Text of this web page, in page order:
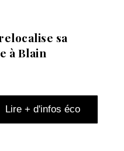
sa
à Blain
Lire + d'infos éco